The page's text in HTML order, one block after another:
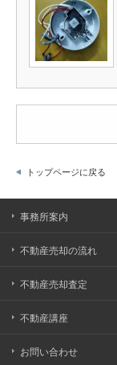
トップページに戻る
事務所案内
不動産売却の流れ
不動産売却査定
不動産講座
お問い合わせ